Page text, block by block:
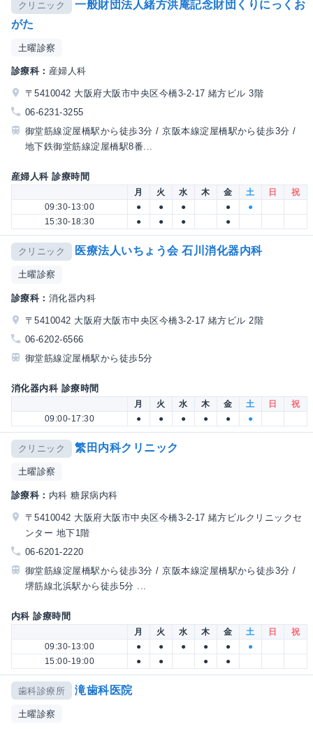
クリニック
一般財団法人緒方洪庵記念財団くりにっくお
がた
土曜診察
診療科： 産婦人科
〒5410042 大阪府大阪市中央区今橋3-2-17 緒方ビル 3階
06-6231-3255
御堂筋線淀屋橋駅から徒歩3分 / 京阪本線淀屋橋駅から徒歩3分 /
地下鉄御堂筋線淀屋橋駅8番...
産婦人科 診療時間
月 火 水 木 金 土 日
祝
09:30-13:00
● ● ● ●
●
15:30-18:30
● ● ● ●
クリニック 医療法人いちょう会 石川消化器内科
土曜診察
診療科： 消化器内科
〒5410042 大阪府大阪市中央区今橋3-2-17 緒方ビル 2階
06-6202-6566
御堂筋線淀屋橋駅から徒歩5分
消化器内科 診療時間
月 火 水 木 金 土 日
祝
09:00-17:30
● ● ● ● ● ●
クリニック 繁田内科クリニック
土曜診察
診療科： 内科 糖尿病内科
〒5410042 大阪府大阪市中央区今橋3-2-17 緒方ビルクリニックセ
ンター 地下1階
06-6201-2220
御堂筋線淀屋橋駅から徒歩3分 / 京阪本線淀屋橋駅から徒歩3分 /
堺筋線北浜駅から徒歩5分 ...
内科 診療時間
月 火 水 木 金 土 日
祝
09:30-13:00
● ● ● ● ●
●
15:00-19:00
● ● ● ●
歯科診療所 滝歯科医院
土曜診察